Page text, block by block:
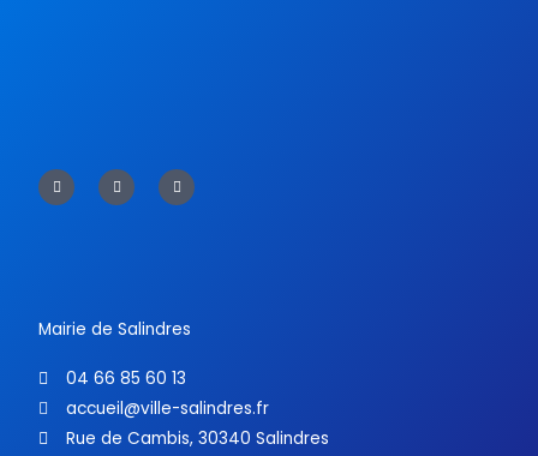
a
c
e
w
i
t
o
u
t
Mairie de Salindres
04 66 85 60 13
accueil@ville-salindres.fr
Rue de Cambis, 30340 Salindres